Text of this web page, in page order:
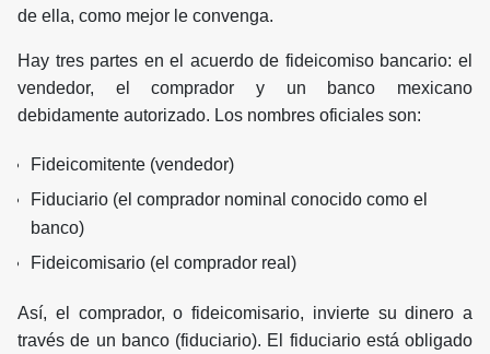
de ella, como mejor le convenga.
Hay tres partes en el acuerdo de fideicomiso bancario: el
vendedor, el comprador y un banco mexicano
debidamente autorizado. Los nombres oficiales son:
Fideicomitente (vendedor)
Fiduciario (el comprador nominal conocido como el
banco)
Fideicomisario (el comprador real)
Así, el comprador, o fideicomisario, invierte su dinero a
través de un banco (fiduciario). El fiduciario está obligado